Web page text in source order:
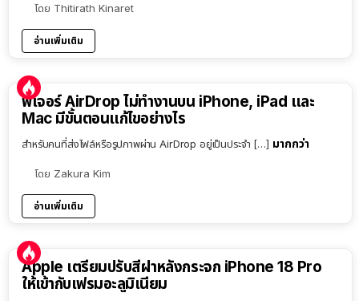
โดย Thitirath Kinaret
อ่านเพิ่มเติม
ฟีเจอร์ AirDrop ไม่ทำงานบน iPhone, iPad และ
Mac มีขั้นตอนแก้ไขอย่างไร
สำหรับคนที่ส่งไฟล์หรือรูปภาพผ่าน AirDrop อยู่เป็นประจำ […] มากกว่า
โดย Zakura Kim
อ่านเพิ่มเติม
Apple เตรียมปรับสีฝาหลังกระจก iPhone 18 Pro
ให้เข้ากับเฟรมอะลูมิเนียม